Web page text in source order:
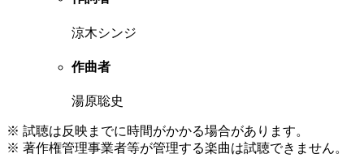
涼木シンジ
作曲者
湯原聡史
※ 試聴は反映までに時間がかかる場合があります。
※ 著作権管理事業者等が管理する楽曲は試聴できません。